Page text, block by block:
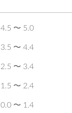
4.5 〜 5.0
3.5 〜 4.4
2.5 〜 3.4
1.5 〜 2.4
0.0 〜 1.4